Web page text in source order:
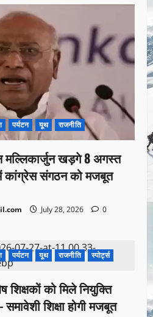
पर्यटन यूथ राजनीति
मल्लिकार्जुन खड़गे 8 अगस्त
कांग्रेस संगठन को मजबूत
July 28, 2026
0
पर्यटन यूथ राजनीति स्पोर्ट्स
को मिले नियुक्ति
शिक्षा होगी मजबूत